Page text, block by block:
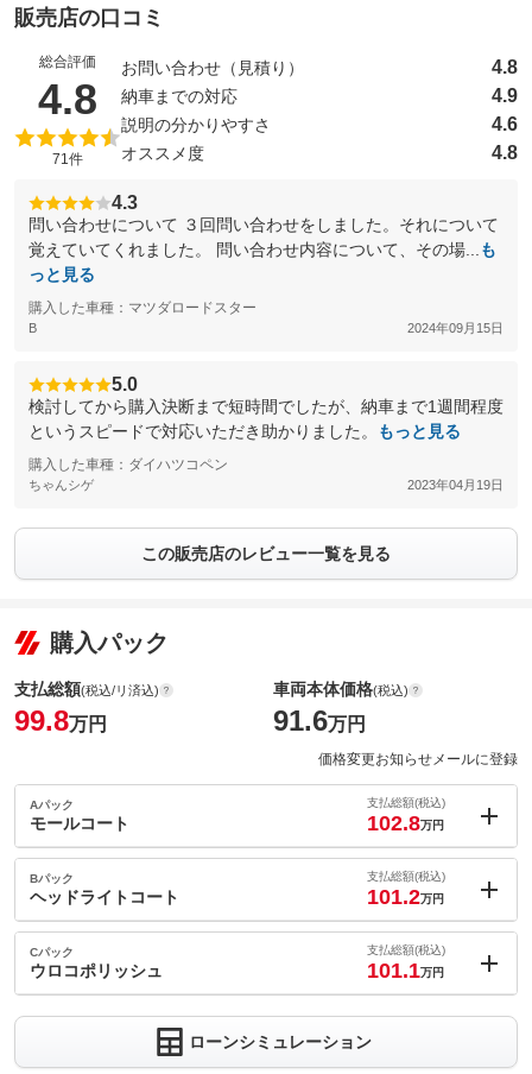
販売店の口コミ
総合評価
4.8 （5点満点中）
71件
お問い合わせ（見積り） 4.8
納車までの対応 4.9
説明の分かりやすさ 4.6
オススメ度 4.8
4.3
問い合わせについて ３回問い合わせをしました。それについて
覚えていてくれました。 問い合わせ内容について、その場...
も
っと見る
購入した車種：マツダロードスター
B 2024年09月15日
5.0
検討してから購入決断まで短時間でしたが、納車まで1週間程度
というスピードで対応いただき助かりました。
もっと見る
購入した車種：ダイハツコペン
ちゃんシゲ 2023年04月19日
この販売店のレビュー一覧を見る
購入パック
支払総額(税込/リ済込)
99.8万円
車両本体価格(税込)
91.6万円
価格変更お知らせメールに登録
Aパック
モールコート
支払総額(税込)
102.8万円
内：オプシ
ョン価格
(税込)
車両本体価
91.6万円
Bパック
ヘッドライトコート
支払総額(税込)
101.2万円
内：オプシ
ョン価格
(税込)
車両本体価
Cパック
ウロコポリッシュ
支払総額(税込)
101.1万円
1.3 万円
車両本体価
ローンシミュレーション